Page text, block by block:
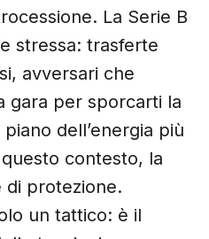
La Serie B
stressa: trasferte
avversari che
gara per sporcarti la
dell’energia più
contesto, la
protezione.
un tattico: è il